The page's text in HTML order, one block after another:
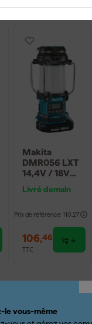
TTC
Makita
DMR056 LXT
14,4V / 18V
de camping
Bluetooth
Livré demain
Prix de référence 110,27
106,46
TTC
le vous-même